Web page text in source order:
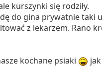
kurszynki się rodziły.
do gina prywatnie taki
z lekarzem. Rano
kochane psiaki